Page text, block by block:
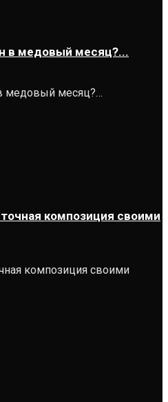
в медовый месяц?...
медовый месяц?…
композиция своими
композиция своими